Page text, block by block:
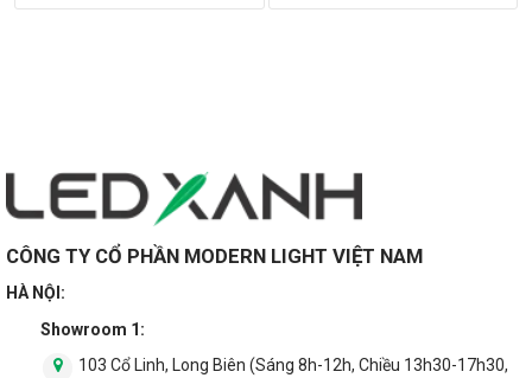
CÔNG TY CỔ PHẦN MODERN LIGHT VIỆT NAM
HÀ NỘI:
Showroom 1:
103 Cổ Linh, Long Biên (Sáng 8h-12h, Chiều 13h30-17h30,